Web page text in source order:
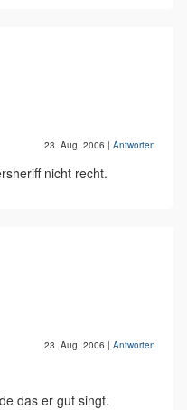
23. Aug. 2006 | Antworten
nicht recht.
23. Aug. 2006 | Antworten
das er gut singt.